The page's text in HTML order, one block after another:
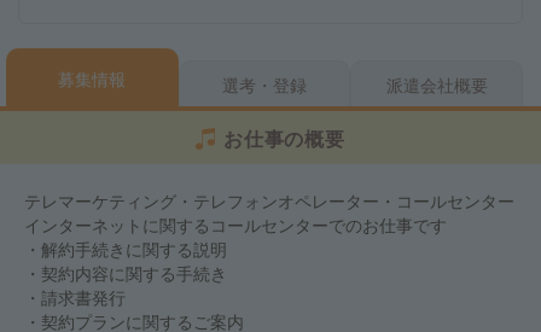
募集情報 選考・登録 派遣会社概要
お仕事の概要
テレマーケティング・テレフォンオペレーター・コールセンター
インターネットに関するコールセンターでのお仕事です
・解約手続きに関する説明
・契約内容に関する手続き
・請求書発行
・契約プランに関するご案内